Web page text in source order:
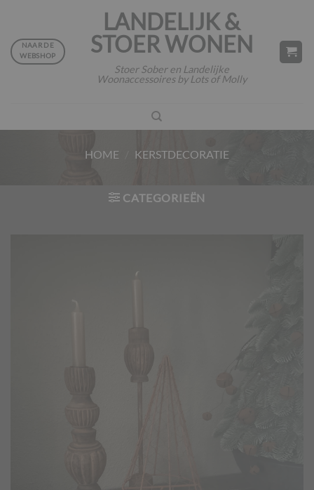
inhoud
LANDELIJK &
STOER WONEN
Stoer Sober en Landelijke
Woonaccessoires by Lots of Molly
NAAR DE
WEBSHOP
HOME KERSTDECORATIE
CATEGORIEËN